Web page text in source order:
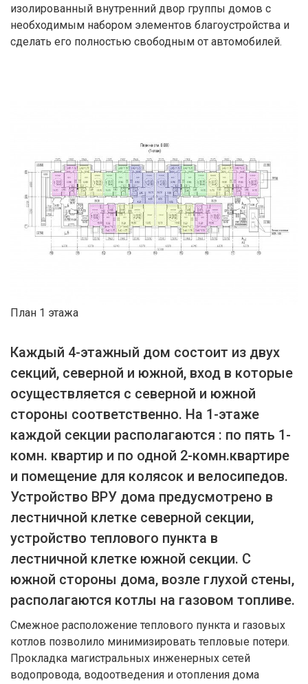
изолированный внутренний двор группы домов с
необходимым набором элементов благоустройства и
сделать его полностью свободным от автомобилей.
План 1 этажа
Каждый 4-этажный дом состоит из двух
секций, северной и южной, вход в которые
осуществляется с северной и южной
стороны соответственно. На 1-этаже
каждой секции располагаются : по пять 1-
комн. квартир и по одной 2-комн.квартире
и помещение для колясок и велосипедов.
Устройство ВРУ дома предусмотрено в
лестничной клетке северной секции,
устройство теплового пункта в
лестничной клетке южной секции. С
южной стороны дома, возле глухой стены,
располагаются котлы на газовом топливе.
Смежное расположение теплового пункта и газовых
котлов позволило минимизировать тепловые потери.
Прокладка магистральных инженерных сетей
водопровода, водоотведения и отопления дома